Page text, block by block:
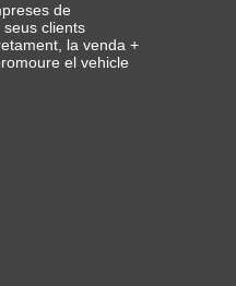
de
seus clients
la venda +
el vehicle